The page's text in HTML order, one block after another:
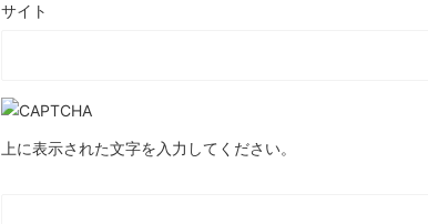
サイト
上に表示された文字を入力してください。